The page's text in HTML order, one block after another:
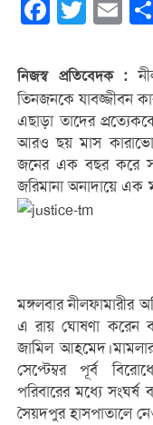
Facebook
Twitter Email
নিজস্ব প্রতিবেদক :
তিনজনকে যাবজ্জীবন
এছাড়া তাদের
আরও ছয় মাস
জনের এক বছর করে
জরিমানা অনাদায়ে এক
মঙ্গলবার
এ রায় ঘোষণা করেন
জামিল
সেপ্টেম্বর পূর্ব
পরিবারের মধ্যে
সৈয়দপুর হাসপাতালে